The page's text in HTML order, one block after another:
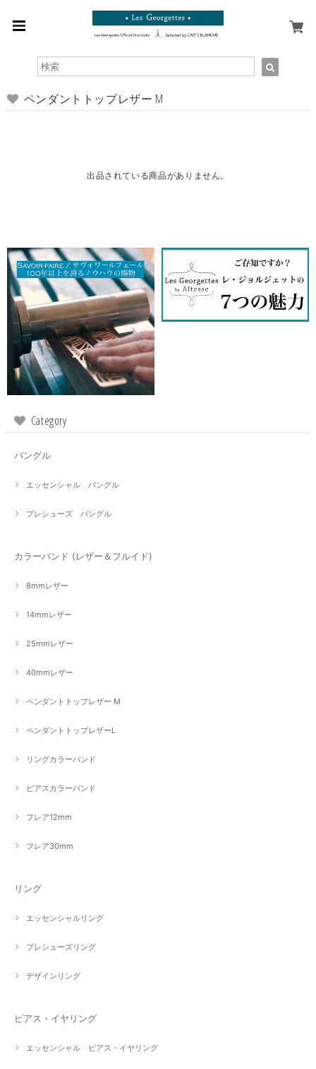
ペンダントトップレザー M
出品されている商品がありません。
Category
バングル
エッセンシャル バングル
プレシューズ バングル
カラーバンド (レザー＆フルイド)
8mmレザー
14mmレザー
25mmレザー
40mmレザー
ペンダントトップレザー M
ペンダントトップレザーL
リングカラーバンド
ピアスカラーバンド
フレア12mm
フレア30mm
リング
エッセンシャルリング
プレシューズリング
デザインリング
ピアス・イヤリング
エッセンシャル ピアス・イヤリング